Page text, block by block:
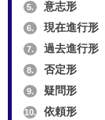
5. 意志形
6. 現在進行形
7. 過去進行形
8. 否定形
9. 疑問形
10. 依頼形